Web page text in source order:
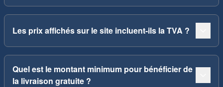
Les prix affichés sur le site incluent-ils la TVA ?
Quel est le montant minimum pour bénéficier de
la livraison gratuite ?